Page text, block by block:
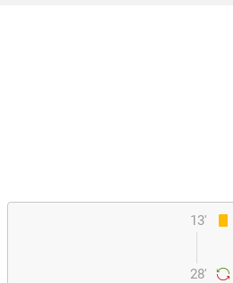
13'
28'